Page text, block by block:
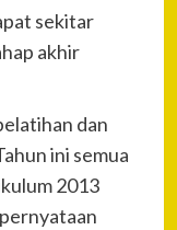
sekitar
akhir
dan
ini semua
2013